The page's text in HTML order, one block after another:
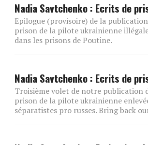
Nadia Savtchenko : Ecrits de
Epilogue (provisoire) de la
prison de la pilote ukrainienne
dans les prisons de Poutine.
Nadia Savtchenko : Ecrits de
Troisième volet de notre publication
prison de la pilote ukrainienne
séparatistes pro russes. Bring back